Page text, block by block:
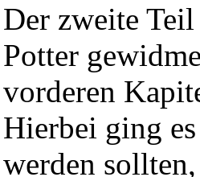
Der zweite
Potter
vorderen
Hierbei ging
werden